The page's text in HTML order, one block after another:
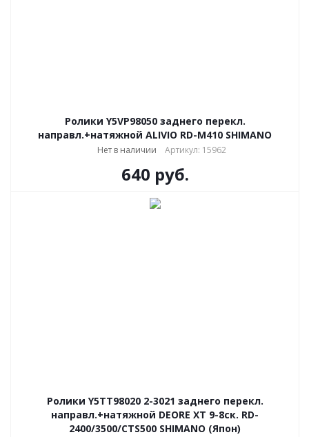
Ролики Y5VP98050 заднего перекл.
направл.+натяжной ALIVIO RD-M410 SHIMANO
Нет в наличии Артикул: 15962
640 руб.
Ролики Y5TT98020 2-3021 заднего перекл.
направл.+натяжной DEORE XT 9-8ск. RD-
2400/3500/CTS500 SHIMANO (Япон)